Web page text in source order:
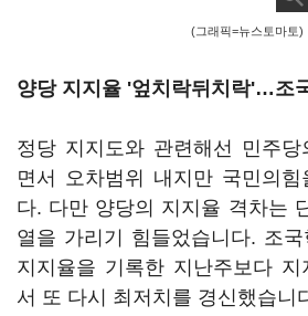
(그래픽=뉴스토마토)
양당 지지율 '엎치락뒤치락'…조
정당 지지도와 관련해선 민주
면서 오차범위 내지만 국민의힘
다. 다만 양당의 지지율 격차는
열을 가리기 힘들었습니다. 조
지지율을 기록한 지난주보다
서 또 다시 최저치를 경신했습니